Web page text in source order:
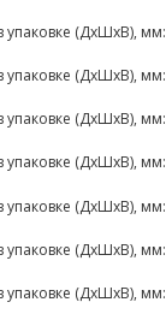
упаковке (ДхШхВ), мм:
упаковке (ДхШхВ), мм:
упаковке (ДхШхВ), мм:
упаковке (ДхШхВ), мм:
упаковке (ДхШхВ), мм:
упаковке (ДхШхВ), мм:
упаковке (ДхШхВ), мм: